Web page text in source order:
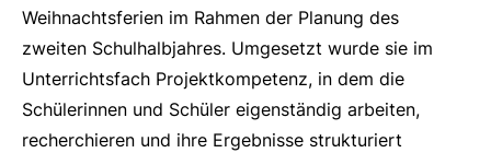
Weihnachtsferien im Rahmen der Planung des
zweiten Schulhalbjahres. Umgesetzt wurde sie im
Unterrichtsfach Projektkompetenz, in dem die
Schülerinnen und Schüler eigenständig arbeiten,
recherchieren und ihre Ergebnisse strukturiert